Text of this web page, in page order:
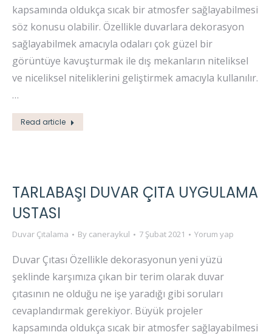
kapsamında oldukça sıcak bir atmosfer sağlayabilmesi
söz konusu olabilir. Özellikle duvarlara dekorasyon
sağlayabilmek amacıyla odaları çok güzel bir
görüntüye kavuşturmak ile dış mekanların niteliksel
ve niceliksel niteliklerini geliştirmek amacıyla kullanılır.
…
Read article
TARLABAŞI DUVAR ÇITA UYGULAMA
USTASI
Duvar Çıtalama By caneraykul 7 Şubat 2021 Yorum yap
Duvar Çıtası Özellikle dekorasyonun yeni yüzü
şeklinde karşımıza çıkan bir terim olarak duvar
çıtasının ne olduğu ne işe yaradığı gibi soruları
cevaplandırmak gerekiyor. Büyük projeler
kapsamında oldukça sıcak bir atmosfer sağlayabilmesi